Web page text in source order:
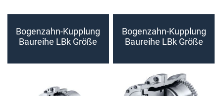
Bogenzahn-Kupplung
Baureihe LBk Größe
(fertiggebohrt)
Bogenzahn-Kupplung
Baureihe LBk Größe
(fertiggebohrt)